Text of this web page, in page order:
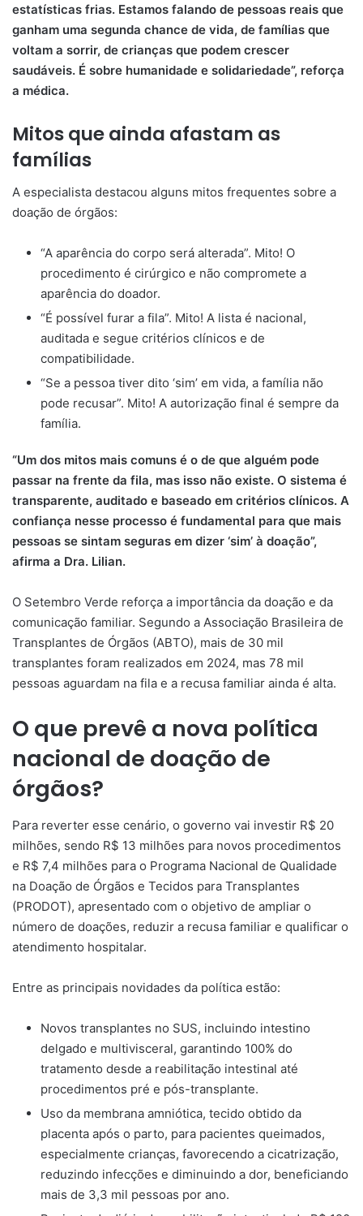
estatísticas frias. Estamos falando de pessoas reais que
ganham uma segunda chance de vida, de famílias que
voltam a sorrir, de crianças que podem crescer
saudáveis. É sobre humanidade e solidariedade”, reforça
a médica.
Mitos que ainda afastam as
famílias
A especialista destacou alguns mitos frequentes sobre a
doação de órgãos:
“A aparência do corpo será alterada”. Mito! O
procedimento é cirúrgico e não compromete a
aparência do doador.
“É possível furar a fila”. Mito! A lista é nacional,
auditada e segue critérios clínicos e de
compatibilidade.
“Se a pessoa tiver dito ‘sim’ em vida, a família não
pode recusar”. Mito! A autorização final é sempre da
família.
“Um dos mitos mais comuns é o de que alguém pode
passar na frente da fila, mas isso não existe. O sistema é
transparente, auditado e baseado em critérios clínicos. A
confiança nesse processo é fundamental para que mais
pessoas se sintam seguras em dizer ‘sim’ à doação”,
afirma a Dra. Lilian.
O Setembro Verde reforça a importância da doação e da
comunicação familiar. Segundo a Associação Brasileira de
Transplantes de Órgãos (ABTO), mais de 30 mil
transplantes foram realizados em 2024, mas 78 mil
pessoas aguardam na fila e a recusa familiar ainda é alta.
O que prevê a nova política
nacional de doação de
órgãos?
Para reverter esse cenário, o governo vai investir R$ 20
milhões, sendo R$ 13 milhões para novos procedimentos
e R$ 7,4 milhões para o Programa Nacional de Qualidade
na Doação de Órgãos e Tecidos para Transplantes
(PRODOT), apresentado com o objetivo de ampliar o
número de doações, reduzir a recusa familiar e qualificar o
atendimento hospitalar.
Entre as principais novidades da política estão:
Novos transplantes no SUS, incluindo intestino
delgado e multivisceral, garantindo 100% do
tratamento desde a reabilitação intestinal até
procedimentos pré e pós-transplante.
Uso da membrana amniótica, tecido obtido da
placenta após o parto, para pacientes queimados,
especialmente crianças, favorecendo a cicatrização,
reduzindo infecções e diminuindo a dor, beneficiando
mais de 3,3 mil pessoas por ano.